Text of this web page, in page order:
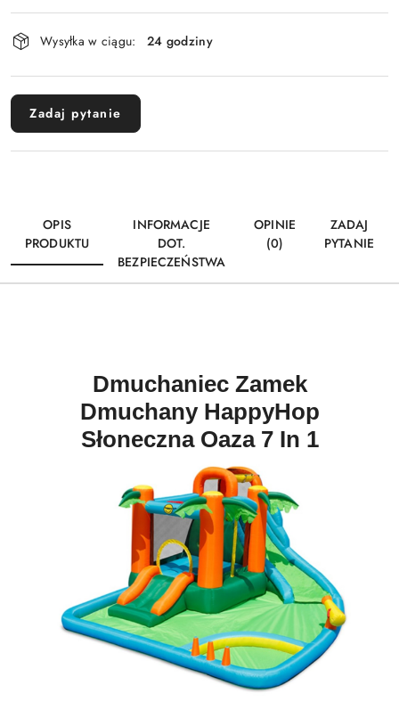
Dostępność
i
dostawa
Wysyłka w ciągu: 24 godziny
Zadaj pytanie
OPIS
PRODUKTU
INFORMACJE
DOT.
BEZPIECZEŃSTWA
OPINIE
(0)
ZADAJ
PYTANIE
Dmuchaniec Zamek
Dmuchany HappyHop
Słoneczna Oaza 7 In 1